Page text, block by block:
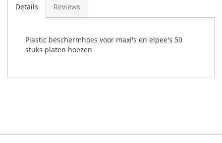
Details Reviews
Plastic beschermhoes voor maxi's en elpee's 50
stuks platen hoezen